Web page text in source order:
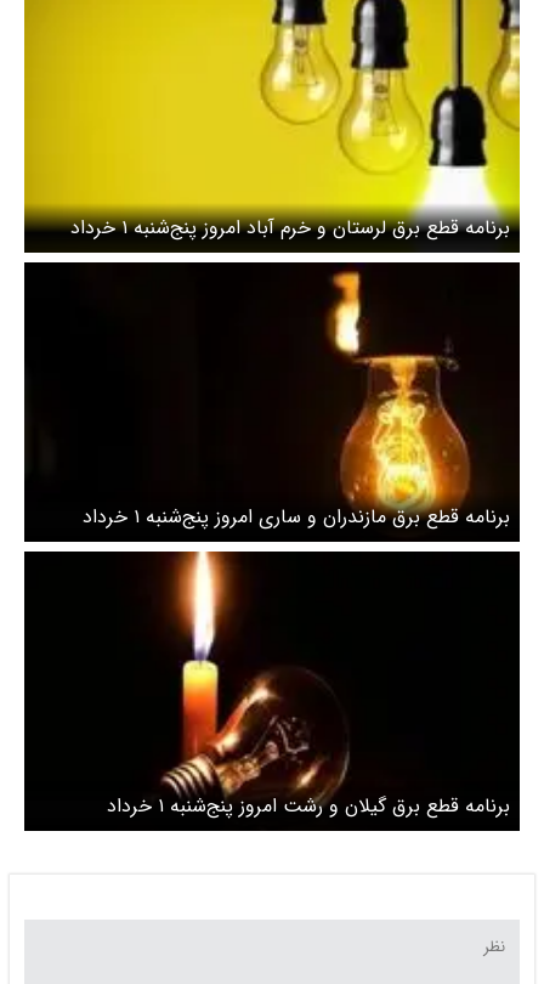
برنامه قطع برق لرستان و خرم آباد امروز پنج‌شنبه ۱ خرداد
برنامه قطع برق مازندران و ساری امروز پنج‌شنبه ۱ خرداد
برنامه قطع برق گیلان و رشت امروز پنج‌شنبه ۱ خرداد